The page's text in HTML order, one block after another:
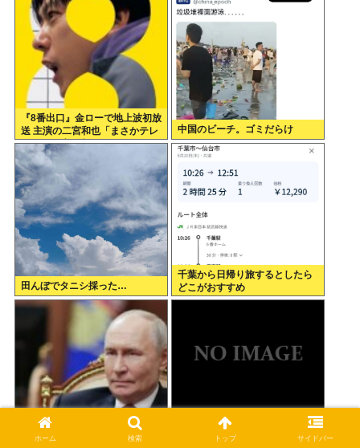
『8番出口』金ローで地上波初放
送 主演の二宮和也「まさかテレ
ビにまで迷い込んでしまうと
は」
中国のビーチ。ゴミだらけ
田んぼでタニシ採った…
千葉から日帰り旅するとしたら
どこがおすすめ
【ロシア】 左翼リベラル政党、
スパイ認定されて下院選から排
政府「だから女性に子供を産ん
でもらうには、どうしたらいい
ホーム 検索 トップ サイドバー